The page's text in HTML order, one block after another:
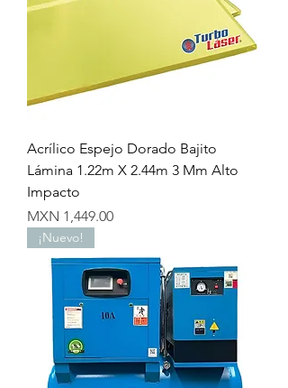
Acrílico Espejo Dorado Bajito
Lámina 1.22m X 2.44m 3 Mm Alto
Impacto
Precio
MXN 1,449.00
¡Nuevo!